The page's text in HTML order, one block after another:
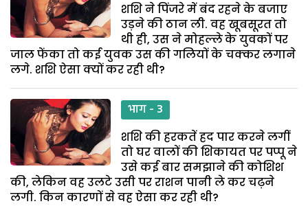
शशि ने पिंजरे में बंद रहने के बजाए
उड़ने की ठान ली. वह खूबसूरत तो
थी ही, उस ने मोहल्ले के युवकों पर
जाल फेंका तो कई युवक उस की गलियों के चक्कर लगाने
लगे. शशि ऐसा क्यों कर रही थी?
भाग - 3
शशि की हरकतें हद पार करने लगीं
तो घर वालों की शिकायत पर पप्पू ने
उसे कई बार समझाने की कोशिश
की, लेकिन वह उलटे उसी पर राशन पानी ले कर चढ़ने
लगी. किन कारणों से वह ऐसा कर रही थी?